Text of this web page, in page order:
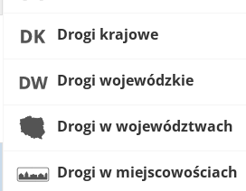
Drogi krajowe
Drogi wojewódzkie
Drogi w województwach
Drogi w miejscowościach